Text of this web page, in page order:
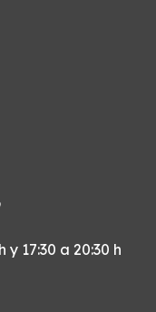
y 17:30 a 20:30 h